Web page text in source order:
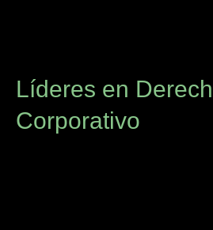
Líderes en
Corporativo